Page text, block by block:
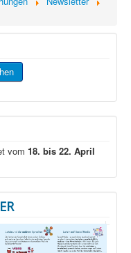
vom 18. bis 22. April